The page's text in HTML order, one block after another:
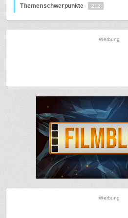
Themenschwerpunkte 212
Werbung
Werbung